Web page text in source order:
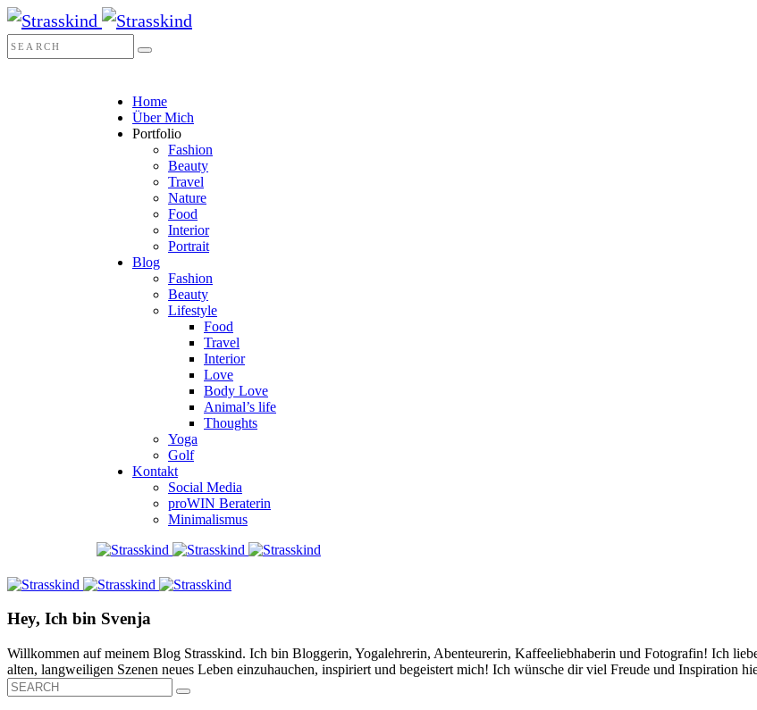
Home
Über Mich
Portfolio
Fashion
Beauty
Travel
Nature
Food
Interior
Portrait
Blog
Fashion
Beauty
Lifestyle
Food
Travel
Interior
Love
Body Love
Animal’s life
Thoughts
Yoga
Golf
Kontakt
Social Media
proWIN Beraterin
Minimalismus
Hey, Ich bin Svenja
Willkommen auf meinem Blog Strasskind. Ich bin Bloggerin, Yogalehrerin, Abenteurerin, Kaffeeliebhaberin und Fotografin! Ich
alten, langweiligen Szenen neues Leben einzuhauchen, inspiriert und begeistert mich! Ich wünsche dir viel Freude und Inspiration